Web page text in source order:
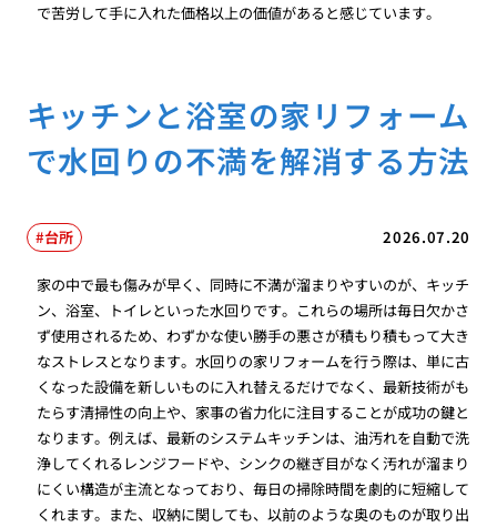
で苦労して手に入れた価格以上の価値があると感じています。
キッチンと浴室の家リフォーム
で水回りの不満を解消する方法
2026.07.20
台所
家の中で最も傷みが早く、同時に不満が溜まりやすいのが、キッチ
ン、浴室、トイレといった水回りです。これらの場所は毎日欠かさ
ず使用されるため、わずかな使い勝手の悪さが積もり積もって大き
なストレスとなります。水回りの家リフォームを行う際は、単に古
くなった設備を新しいものに入れ替えるだけでなく、最新技術がも
たらす清掃性の向上や、家事の省力化に注目することが成功の鍵と
なります。例えば、最新のシステムキッチンは、油汚れを自動で洗
浄してくれるレンジフードや、シンクの継ぎ目がなく汚れが溜まり
にくい構造が主流となっており、毎日の掃除時間を劇的に短縮して
くれます。また、収納に関しても、以前のような奥のものが取り出